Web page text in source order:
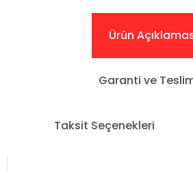
Ürün
Garanti ve
Taksit Seçenekleri